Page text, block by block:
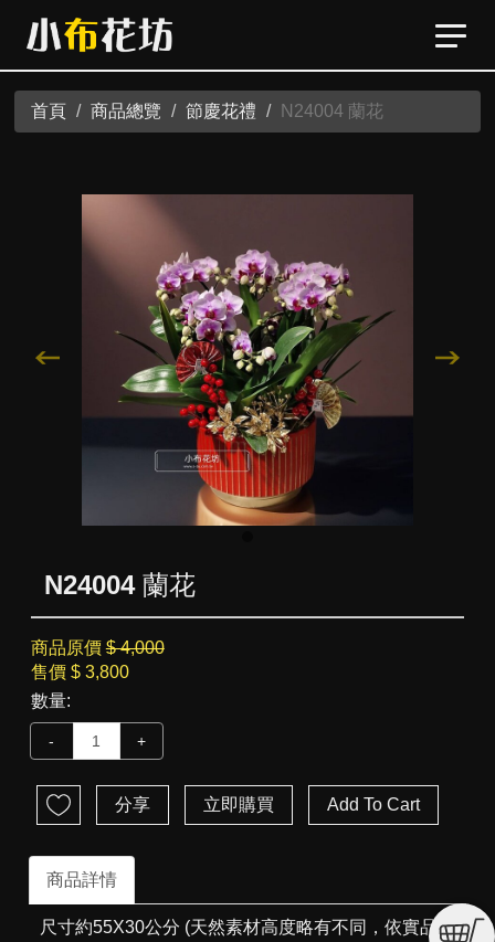
首頁 商品總覽 節慶花禮 N24004 蘭花
N24004 蘭花
商品原價 $ 4,000
售價 $ 3,800
數量:
- +
分享 立即購買 Add To Cart
商品詳情
尺寸約55X30公分 (天然素材高度略有不同，依實品為